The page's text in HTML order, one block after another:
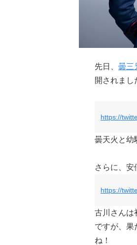
先日、 曇三
開されまし
https://
曇天火と幼
さらに、安
https://
古川さんは
ですが、果
ね！